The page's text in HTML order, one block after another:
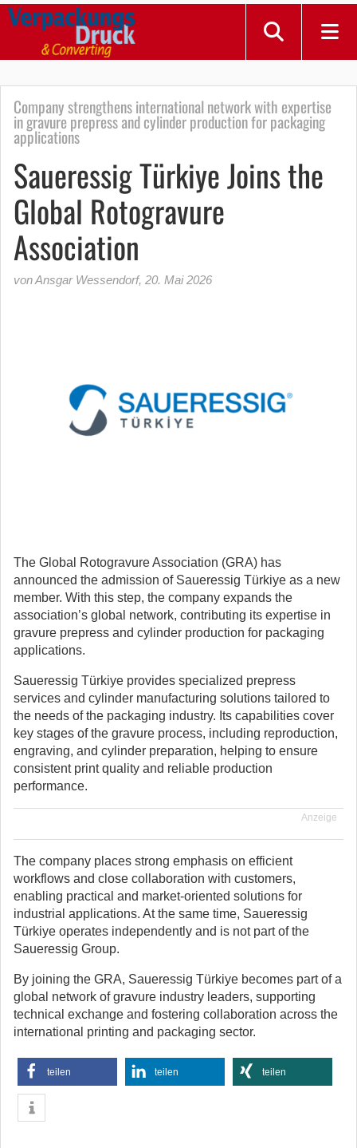
Company strengthens international network with expertise
in gravure prepress and cylinder production for packaging
applications
Saueressig Türkiye Joins the
Global Rotogravure
Association
von Ansgar Wessendorf, 20. Mai 2026
The Global Rotogravure Association (GRA) has
announced the admission of Saueressig Türkiye as a new
member. With this step, the company expands the
association’s global network, contributing its expertise in
gravure prepress and cylinder production for packaging
applications.
Saueressig Türkiye provides specialized prepress
services and cylinder manufacturing solutions tailored to
the needs of the packaging industry. Its capabilities cover
key stages of the gravure process, including reproduction,
engraving, and cylinder preparation, helping to ensure
consistent print quality and reliable production
performance.
Anzeige
The company places strong emphasis on efficient
workflows and close collaboration with customers,
enabling practical and market-oriented solutions for
industrial applications. At the same time, Saueressig
Türkiye operates independently and is not part of the
Saueressig Group.
By joining the GRA, Saueressig Türkiye becomes part of a
global network of gravure industry leaders, supporting
technical exchange and fostering collaboration across the
international printing and packaging sector.
teilen teilen teilen